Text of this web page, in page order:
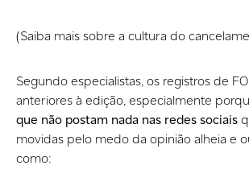
(Saiba mais sobre a cultura do
Segundo especialistas, os registros de
anteriores à edição, especialmente
que não postam nada nas redes sociais
movidas pelo medo da opinião alheia e
como: